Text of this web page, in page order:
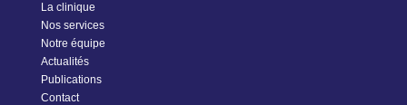
La clinique
Nos services
Notre équipe
Actualités
Publications
Contact